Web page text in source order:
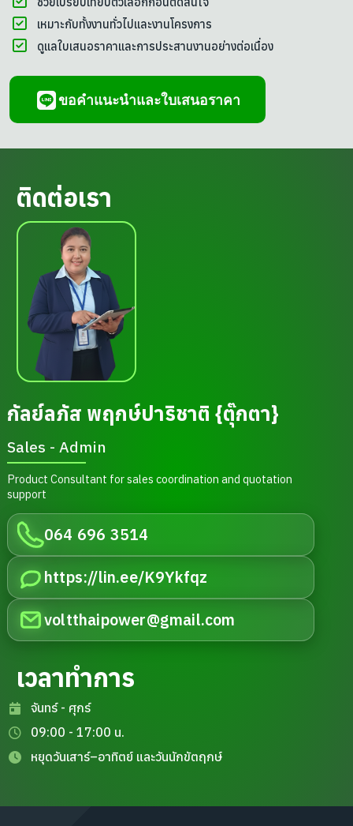
เหมาะกับทั้งงานทั่วไปและงานโครงการ
ดูแลใบเสนอราคาและการประสานงานอย่างต่อเนื่อง
ขอคำแนะนำและใบเสนอราคา
ติดต่อเรา
กัลย์ลภัส พฤกษ์ปาริชาติ {ตุ๊กตา}
Sales - Admin
Product Consultant for sales coordination and quotation
support
064 696 3514
https://lin.ee/K9Ykfqz
voltthaipower@gmail.com
เวลาทำการ
จันทร์ - ศุกร์
09:00 - 17:00 น.
หยุดวันเสาร์–อาทิตย์ และวันนักขัตฤกษ์